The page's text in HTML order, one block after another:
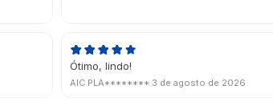
Ótimo, lindo!
AIC PLA******** 3 de agosto de 2026